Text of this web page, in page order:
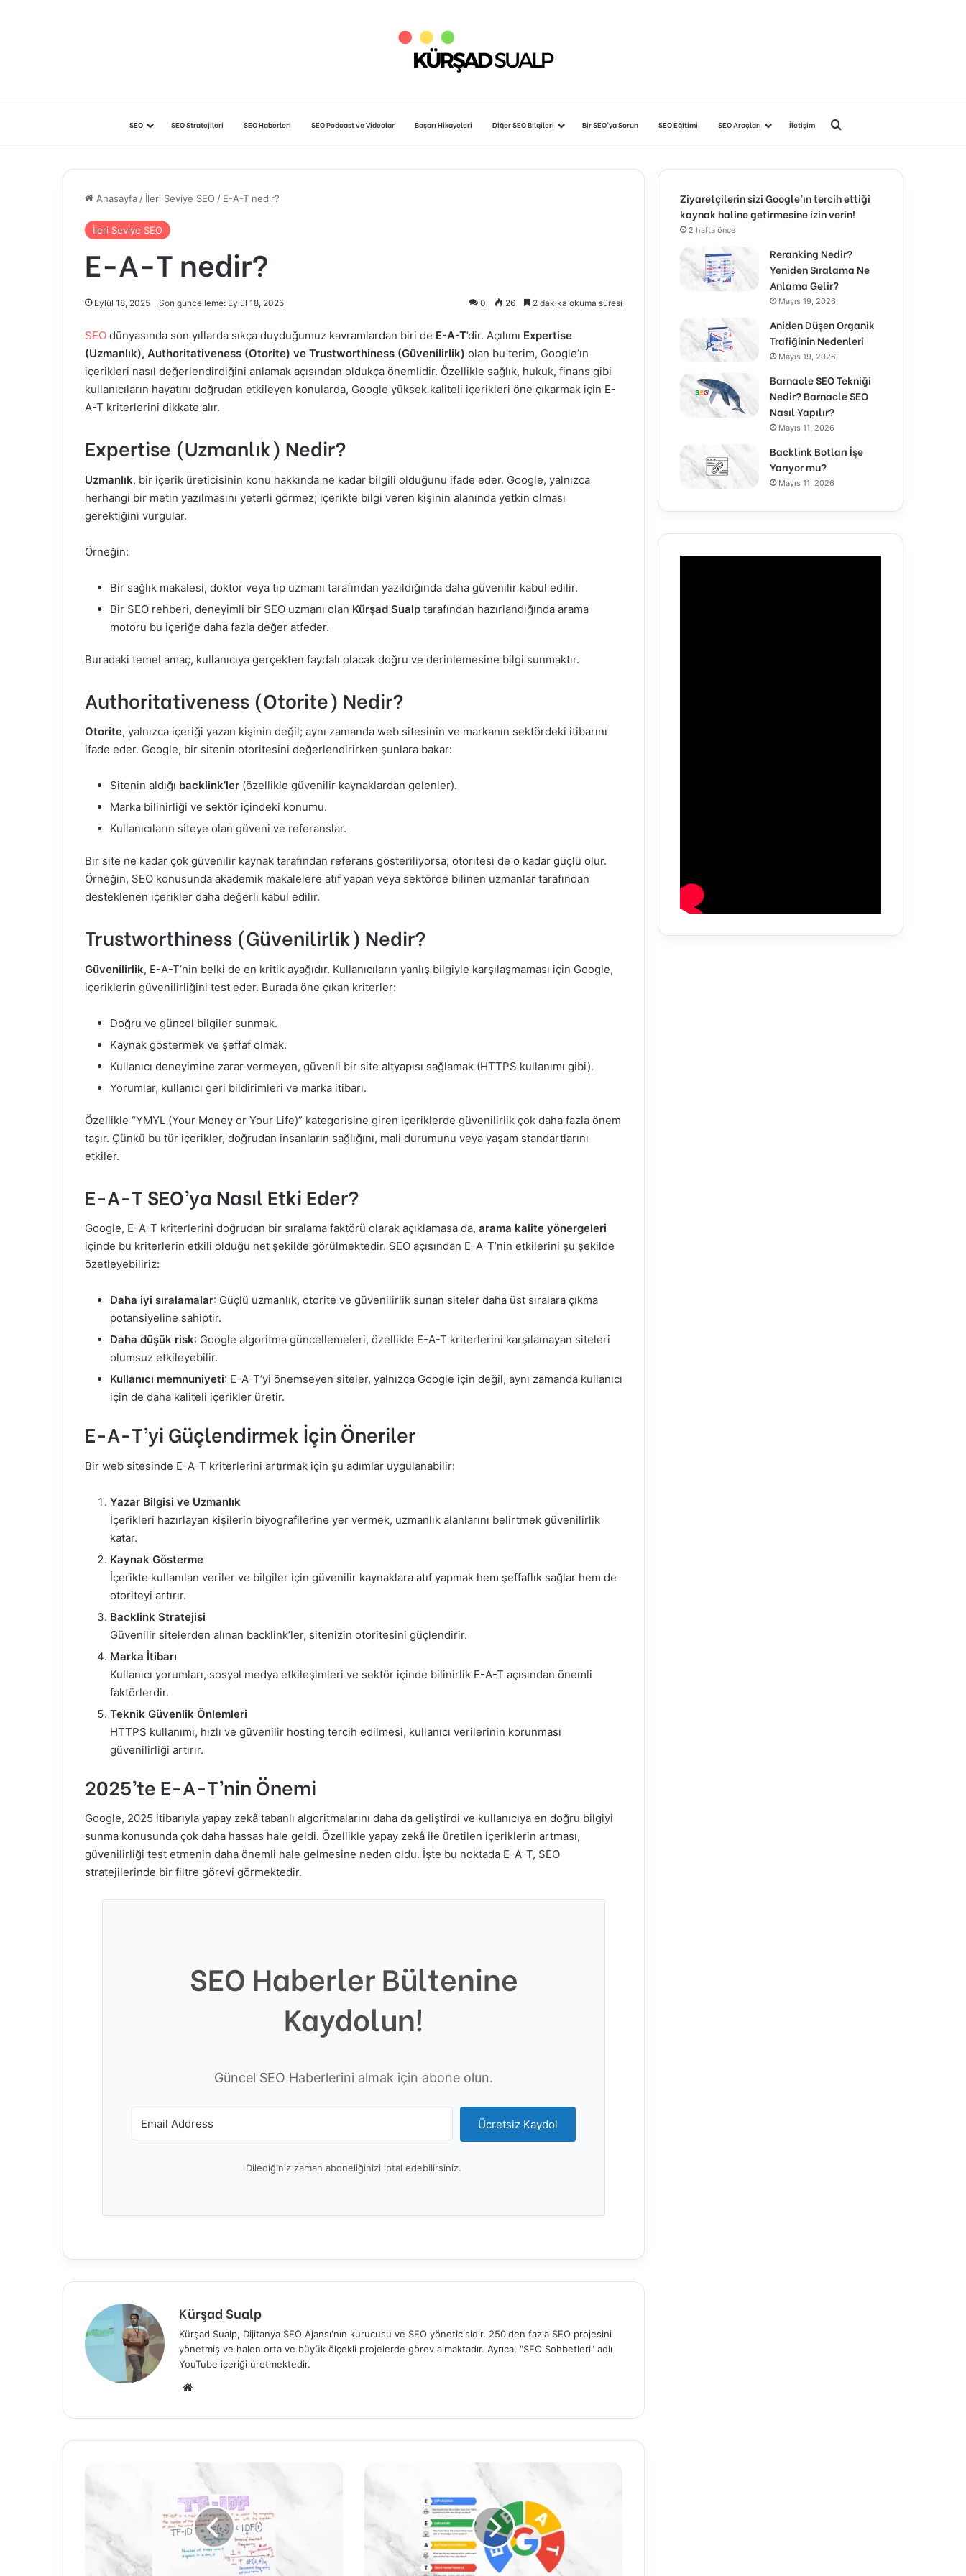
SEO SEO Stratejileri SEO Haberleri SEO Podcast ve Videolar Başarı Hikayeleri Diğer SEO Bilgileri Bir SEO’ya Sorun SEO Eğitimi SEO Araçları İletişim Arama yap ...
Anasayfa / İleri Seviye SEO / E-A-T nedir?
İleri Seviye SEO
E-A-T nedir?
Eylül 18, 2025 Son güncelleme: Eylül 18, 2025 0 26 2 dakika okuma süresi
SEO dünyasında son yıllarda sıkça duyduğumuz kavramlardan biri de E-A-T’dir. Açılımı Expertise
(Uzmanlık), Authoritativeness (Otorite) ve Trustworthiness (Güvenilirlik) olan bu terim, Google’ın
içerikleri nasıl değerlendirdiğini anlamak açısından oldukça önemlidir. Özellikle sağlık, hukuk, finans gibi
kullanıcıların hayatını doğrudan etkileyen konularda, Google yüksek kaliteli içerikleri öne çıkarmak için E-
A-T kriterlerini dikkate alır.
Expertise (Uzmanlık) Nedir?
Uzmanlık, bir içerik üreticisinin konu hakkında ne kadar bilgili olduğunu ifade eder. Google, yalnızca
herhangi bir metin yazılmasını yeterli görmez; içerikte bilgi veren kişinin alanında yetkin olması
gerektiğini vurgular.
Örneğin:
Bir sağlık makalesi, doktor veya tıp uzmanı tarafından yazıldığında daha güvenilir kabul edilir.
Bir SEO rehberi, deneyimli bir SEO uzmanı olan Kürşad Sualp tarafından hazırlandığında arama
motoru bu içeriğe daha fazla değer atfeder.
Buradaki temel amaç, kullanıcıya gerçekten faydalı olacak doğru ve derinlemesine bilgi sunmaktır.
Authoritativeness (Otorite) Nedir?
Otorite, yalnızca içeriği yazan kişinin değil; aynı zamanda web sitesinin ve markanın sektördeki itibarını
ifade eder. Google, bir sitenin otoritesini değerlendirirken şunlara bakar:
Sitenin aldığı backlink’ler (özellikle güvenilir kaynaklardan gelenler).
Marka bilinirliği ve sektör içindeki konumu.
Kullanıcıların siteye olan güveni ve referanslar.
Bir site ne kadar çok güvenilir kaynak tarafından referans gösteriliyorsa, otoritesi de o kadar güçlü olur.
Örneğin, SEO konusunda akademik makalelere atıf yapan veya sektörde bilinen uzmanlar tarafından
desteklenen içerikler daha değerli kabul edilir.
Trustworthiness (Güvenilirlik) Nedir?
Güvenilirlik, E-A-T’nin belki de en kritik ayağıdır. Kullanıcıların yanlış bilgiyle karşılaşmaması için Google,
içeriklerin güvenilirliğini test eder. Burada öne çıkan kriterler:
Doğru ve güncel bilgiler sunmak.
Kaynak göstermek ve şeffaf olmak.
Kullanıcı deneyimine zarar vermeyen, güvenli bir site altyapısı sağlamak (HTTPS kullanımı gibi).
Yorumlar, kullanıcı geri bildirimleri ve marka itibarı.
Özellikle “YMYL (Your Money or Your Life)” kategorisine giren içeriklerde güvenilirlik çok daha fazla önem
taşır. Çünkü bu tür içerikler, doğrudan insanların sağlığını, mali durumunu veya yaşam standartlarını
etkiler.
E-A-T SEO’ya Nasıl Etki Eder?
Google, E-A-T kriterlerini doğrudan bir sıralama faktörü olarak açıklamasa da, arama kalite yönergeleri
içinde bu kriterlerin etkili olduğu net şekilde görülmektedir. SEO açısından E-A-T’nin etkilerini şu şekilde
özetleyebiliriz:
Daha iyi sıralamalar: Güçlü uzmanlık, otorite ve güvenilirlik sunan siteler daha üst sıralara çıkma
potansiyeline sahiptir.
Daha düşük risk: Google algoritma güncellemeleri, özellikle E-A-T kriterlerini karşılamayan siteleri
olumsuz etkileyebilir.
Kullanıcı memnuniyeti: E-A-T’yi önemseyen siteler, yalnızca Google için değil, aynı zamanda kullanıcı
için de daha kaliteli içerikler üretir.
E-A-T’yi Güçlendirmek İçin Öneriler
Bir web sitesinde E-A-T kriterlerini artırmak için şu adımlar uygulanabilir:
Yazar Bilgisi ve Uzmanlık
İçerikleri hazırlayan kişilerin biyografilerine yer vermek, uzmanlık alanlarını belirtmek güvenilirlik
katar.
Kaynak Gösterme
İçerikte kullanılan veriler ve bilgiler için güvenilir kaynaklara atıf yapmak hem şeffaflık sağlar hem de
otoriteyi artırır.
Backlink Stratejisi
Güvenilir sitelerden alınan backlink’ler, sitenizin otoritesini güçlendirir.
Marka İtibarı
Kullanıcı yorumları, sosyal medya etkileşimleri ve sektör içinde bilinirlik E-A-T açısından önemli
faktörlerdir.
Teknik Güvenlik Önlemleri
HTTPS kullanımı, hızlı ve güvenilir hosting tercih edilmesi, kullanıcı verilerinin korunması
güvenilirliği artırır.
2025’te E-A-T’nin Önemi
Google, 2025 itibarıyla yapay zekâ tabanlı algoritmalarını daha da geliştirdi ve kullanıcıya en doğru bilgiyi
sunma konusunda çok daha hassas hale geldi. Özellikle yapay zekâ ile üretilen içeriklerin artması,
güvenilirliği test etmenin daha önemli hale gelmesine neden oldu. İşte bu noktada E-A-T, SEO
stratejilerinde bir filtre görevi görmektedir.
SEO Haberler Bültenine
Kaydolun!
Güncel SEO Haberlerini almak için abone olun.
Ücretsiz Kaydol
Dilediğiniz zaman aboneliğinizi iptal edebilirsiniz.
Kürşad Sualp
Kürşad Sualp, Dijitanya SEO Ajansı'nın kurucusu ve SEO yöneticisidir. 250'den fazla SEO projesini
yönetmiş ve halen orta ve büyük ölçekli projelerde görev almaktadır. Ayrıca, "SEO Sohbetleri" adlı
YouTube içeriği üretmektedir.
Nasıl
Hesaplanır?
Nedir?
Ziyaretçilerin sizi Google’ın tercih ettiği
kaynak haline getirmesine izin verin!
2 hafta önce
Reranking Nedir?
Yeniden Sıralama Ne
Anlama Gelir?
Mayıs 19, 2026
Aniden Düşen Organik
Trafiğinin Nedenleri
Mayıs 19, 2026
Barnacle SEO Tekniği
Nedir? Barnacle SEO
Nasıl Yapılır?
Mayıs 11, 2026
Backlink Botları İşe
Yarıyor mu?
Mayıs 11, 2026